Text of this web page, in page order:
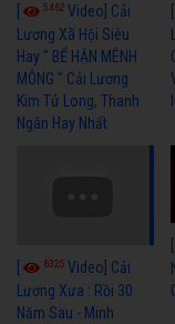
5462 Video] Cải
Lương Xã Hội Siêu
Hay " BỂ HẬN MÊNH
MÔNG " Cải Lương
Kim Tử Long, Thanh
Ngân Hay Nhất
6325 Video] Cải
Lương Xưa : Rồi 30
Năm Sau - Minh